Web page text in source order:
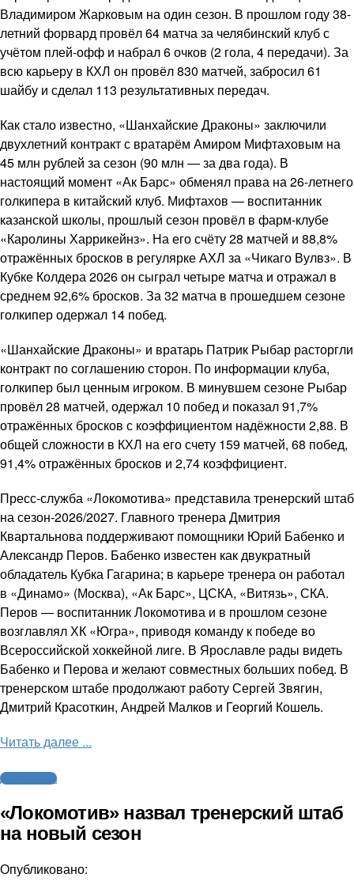
Владимиром Жарковым на один сезон. В прошлом году 38-
летний форвард провёл 64 матча за челябинский клуб с
учётом плей-офф и набрал 6 очков (2 гола, 4 передачи). За
всю карьеру в КХЛ он провёл 830 матчей, забросил 61
шайбу и сделал 113 результативных передач.
Как стало известно, «Шанхайские Драконы» заключили
двухлетний контракт с вратарём Амиром Мифтаховым на
45 млн рублей за сезон (90 млн — за два года). В
настоящий момент «Ак Барс» обменял права на 26-летнего
голкипера в китайский клуб. Мифтахов — воспитанник
казанской школы, прошлый сезон провёл в фарм-клубе
«Каролины Харрикейнз». На его счёту 28 матчей и 88,8%
отражённых бросков в регулярке АХЛ за «Чикаго Вулвз». В
Кубке Колдера 2026 он сыграл четыре матча и отражал в
среднем 92,6% бросков. За 32 матча в прошедшем сезоне
голкипер одержал 14 побед.
«Шанхайские Драконы» и вратарь Патрик Рыбар расторгли
контракт по соглашению сторон. По информации клуба,
голкипер был ценным игроком. В минувшем сезоне Рыбар
провёл 28 матчей, одержал 10 побед и показал 91,7%
отражённых бросков с коэффициентом надёжности 2,88. В
общей сложности в КХЛ на его счету 159 матчей, 68 побед,
91,4% отражённых бросков и 2,74 коэффициент.
Пресс-служба «Локомотива» представила тренерский штаб
на сезон-2026/2027. Главного тренера Дмитрия
Квартальнова поддерживают помощники Юрий Бабенко и
Александр Перов. Бабенко известен как двукратный
обладатель Кубка Гагарина; в карьере тренера он работал
в «Динамо» (Москва), «Ак Барс», ЦСКА, «Витязь», СКА.
Перов — воспитанник Локомотива и в прошлом сезоне
возглавлял ХК «Югра», приводя команду к победе во
Всероссийской хоккейной лиге. В Ярославле рады видеть
Бабенко и Перова и желают совместных больших побед. В
тренерском штабе продолжают работу Сергей Звягин,
Дмитрий Красоткин, Андрей Малков и Георгий Кошель.
Читать далее ...
Другие виды
«Локомотив» назвал тренерский штаб
на новый сезон
Опубликовано: